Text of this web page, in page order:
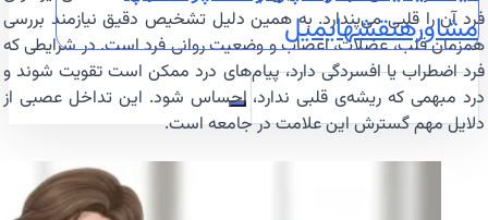
مشاورهنقشهایمیل
فرد آن را قلبی می‌پندارد. به همین دلیل تشخیص دقیق نیازمند بررسی
همزمان قلب، عضلات، اعصاب و وضعیت روانی فرد است. در شرایطی که
فرد اضطراب یا افسردگی دارد، پیام‌های درد ممکن است تقویت شوند و
درد مبهمی که ریشه‌ی قلبی ندارد، احساس شود. این تداخل عصبی از
دلایل مهم گسترش این علامت در جامعه است.